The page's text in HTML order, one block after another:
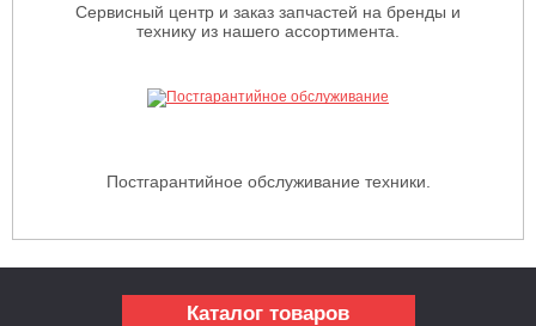
Сервисный центр и заказ запчастей на бренды и
технику из нашего ассортимента.
Постгарантийное обслуживание техники.
Каталог товаров